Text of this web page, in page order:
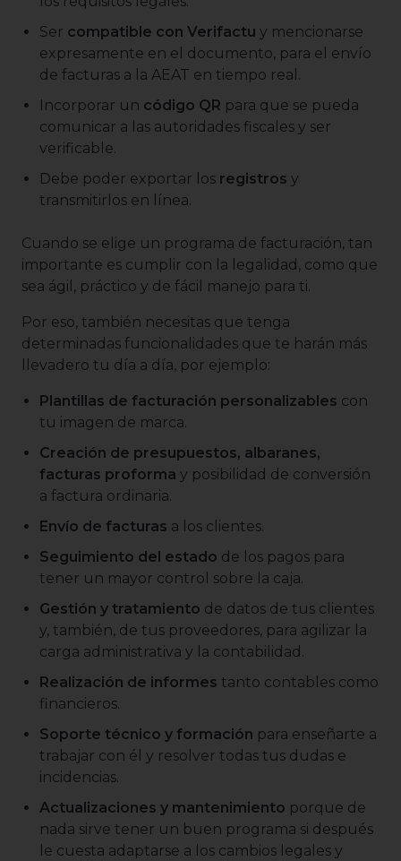
Ser compatible con Verifactu y mencionarse
expresamente en el documento, para el envío
de facturas a la AEAT en tiempo real.
Incorporar un código QR para que se pueda
comunicar a las autoridades fiscales y ser
verificable.
Debe poder exportar los registros y
transmitirlos en línea.
Cuando se elige un programa de facturación, tan
importante es cumplir con la legalidad, como que
sea ágil, práctico y de fácil manejo para ti.
Por eso, también necesitas que tenga
determinadas funcionalidades que te harán más
llevadero tu día a día, por ejemplo:
Plantillas de facturación personalizables con
tu imagen de marca.
Creación de presupuestos, albaranes,
facturas proforma y posibilidad de conversión
a factura ordinaria.
Envío de facturas a los clientes.
Seguimiento del estado de los pagos para
tener un mayor control sobre la caja.
Gestión y tratamiento de datos de tus clientes
y, también, de tus proveedores, para agilizar la
carga administrativa y la contabilidad.
Realización de informes tanto contables como
financieros.
Soporte técnico y formación para enseñarte a
trabajar con él y resolver todas tus dudas e
incidencias.
Actualizaciones y mantenimiento porque de
nada sirve tener un buen programa si después
le cuesta adaptarse a los cambios legales y